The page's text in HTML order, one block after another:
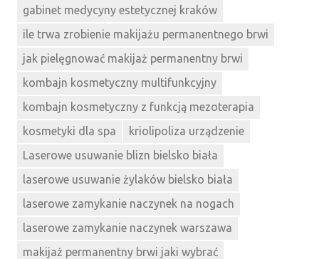
gabinet medycyny estetycznej kraków
ile trwa zrobienie makijażu permanentnego brwi
jak pielęgnować makijaż permanentny brwi
kombajn kosmetyczny multifunkcyjny
kombajn kosmetyczny z funkcją mezoterapia
kosmetyki dla spa
kriolipoliza urządzenie
Laserowe usuwanie blizn bielsko biała
laserowe usuwanie żylaków bielsko biała
laserowe zamykanie naczynek na nogach
laserowe zamykanie naczynek warszawa
makijaż permanentny brwi jaki wybrać